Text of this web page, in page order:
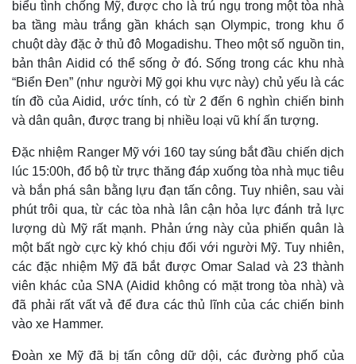
biểu tình chống Mỹ, được cho là trú ngụ trong một tòa nhà
ba tầng màu trắng gần khách sạn Olympic, trong khu ổ
chuột dày đặc ở thủ đô Mogadishu. Theo một số nguồn tin,
bản thân Aidid có thể sống ở đó. Sống trong các khu nhà
“Biển Đen” (như người Mỹ gọi khu vực này) chủ yếu là các
tín đồ của Aidid, ước tính, có từ 2 đến 6 nghìn chiến binh
và dân quân, được trang bị nhiều loại vũ khí ấn tượng.
Đặc nhiệm Ranger Mỹ với 160 tay súng bắt đầu chiến dịch
lúc 15:00h, đổ bộ từ trực thăng đáp xuống tòa nhà mục tiêu
và bắn phá sân bằng lựu đạn tấn công. Tuy nhiên, sau vài
phút trôi qua, từ các tòa nhà lân cận hỏa lực đánh trả lực
lượng dù Mỹ rất mạnh. Phản ứng này của phiến quân là
một bất ngờ cực kỳ khó chịu đối với người Mỹ. Tuy nhiên,
các đặc nhiệm Mỹ đã bắt được Omar Salad và 23 thành
viên khác của SNA (Aidid không có mặt trong tòa nhà) và
đã phải rất vất vả để đưa các thủ lĩnh của các chiến binh
vào xe Hammer.
Đoàn xe Mỹ đã bị tấn công dữ dội, các đường phố của